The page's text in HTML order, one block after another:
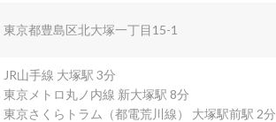
東京都豊島区北大塚一丁目15-1
JR山手線 大塚駅 3分
東京メトロ丸ノ内線 新大塚駅 8分
東京さくらトラム（都電荒川線） 大塚駅前駅 2分